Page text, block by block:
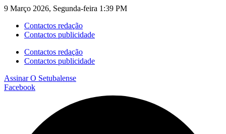
9 Março 2026, Segunda-feira 1:39 PM
Contactos redação
Contactos publicidade
Contactos redação
Contactos publicidade
AssinarO Setubalense
Facebook